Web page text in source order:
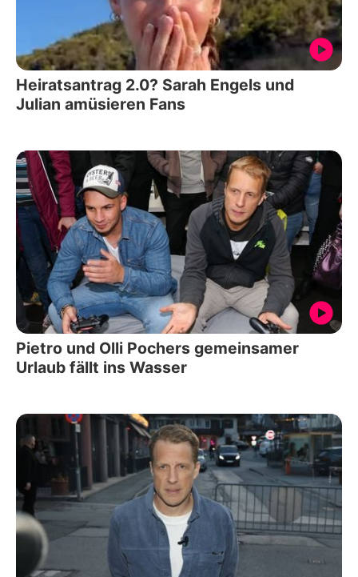
Heiratsantrag 2.0? Sarah Engels und
Julian amüsieren Fans
Pietro und Olli Pochers gemeinsamer
Urlaub fällt ins Wasser